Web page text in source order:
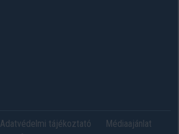
Adatvédelmi tájékoztató
Médiaajánlat